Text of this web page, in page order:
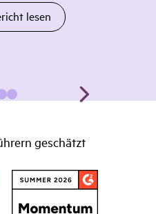
lesen
geschätzt